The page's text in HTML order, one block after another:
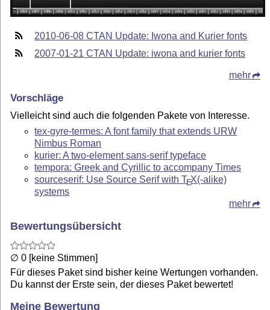
2010-06-08 CTAN Update: Iwona and Kurier fonts
2007-01-21 CTAN Update: iwona and kurier fonts
mehr
Vorschläge
Vielleicht sind auch die folgenden Pakete von Interesse.
tex-gyre-termes: A font family that extends URW
Nimbus Roman
kurier: A two-element sans-serif typeface
tempora: Greek and Cyrillic to accompany Times
sourceserif: Use Source Serif withTEX(-alike)
systems
mehr
Bewertungsübersicht
∅ 0 [keine Stimmen]
Für dieses Paket sind bisher keine Wertungen vorhanden.
Du kannst der Erste sein, der dieses Paket bewertet!
Meine Bewertung